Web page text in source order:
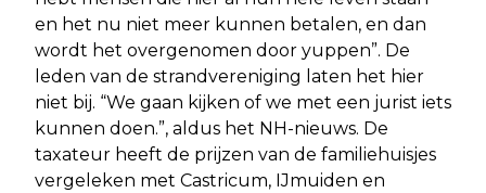
en het nu niet meer kunnen betalen, en dan
wordt het overgenomen door yuppen”. De
leden van de strandvereniging laten het hier
niet bij. “We gaan kijken of we met een jurist iets
kunnen doen.”, aldus het NH-nieuws. De
taxateur heeft de prijzen van de familiehuisjes
vergeleken met Castricum, IJmuiden en